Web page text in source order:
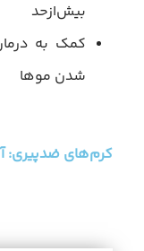
بیش‌ازحد
کمک به
شدن موها
کرم‌های ضدپیری: